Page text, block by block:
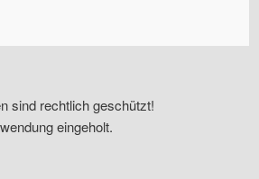
sind rechtlich geschützt!
eingeholt.